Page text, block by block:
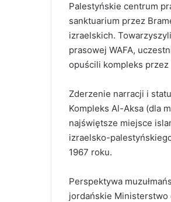
Palestyńskie centrum
sanktuarium przez
izraelskich.
prasowej WAFA,
opuścili kompleks przez
Zderzenie narracji i
Kompleks Al-Aksa (dla
najświętsze miejsce
izraelsko-
1967 roku.
Perspektywa
jordańskie Ministerstwo